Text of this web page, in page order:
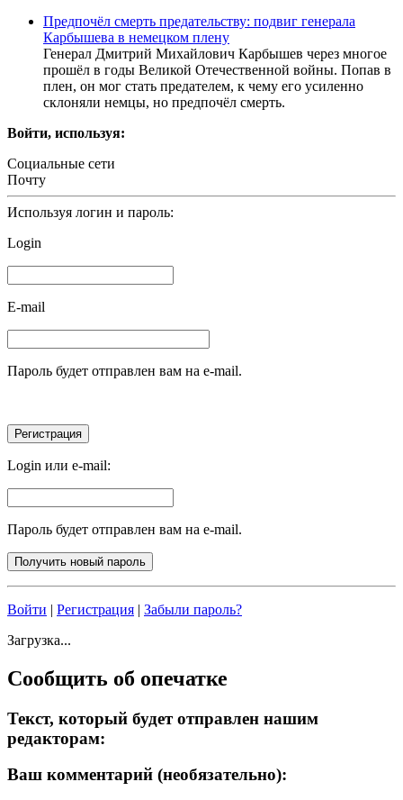
Предпочёл смерть предательству: подвиг генерала
Карбышева в немецком плену
Генерал Дмитрий Михайлович Карбышев через многое
прошёл в годы Великой Отечественной войны. Попав в
плен, он мог стать предателем, к чему его усиленно
склоняли немцы, но предпочёл смерть.
Войти, используя:
Социальные сети
Почту
Используя логин и пароль:
Login
E-mail
Пароль будет отправлен вам на e-mail.
Login или e-mail:
Пароль будет отправлен вам на e-mail.
Войти | Регистрация | Забыли пароль?
Загрузка...
Сообщить об опечатке
Текст, который будет отправлен нашим
редакторам:
Ваш комментарий (необязательно):